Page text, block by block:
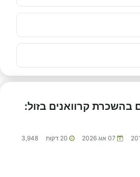
בהשכרת קרוואנים בזול:
07 אוג 2026 20 דקות
3,948